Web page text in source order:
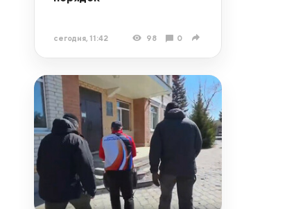
сегодня, 11:42 98 0